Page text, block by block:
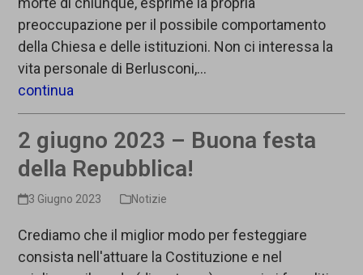
preoccupazione per il possibile comportamento
della Chiesa e delle istituzioni. Non ci interessa la
vita personale di Berlusconi,…
continua
2 giugno 2023 – Buona festa
della Repubblica!
3 Giugno 2023 Notizie
Crediamo che il miglior modo per festeggiare
consista nell'attuare la Costituzione e nel